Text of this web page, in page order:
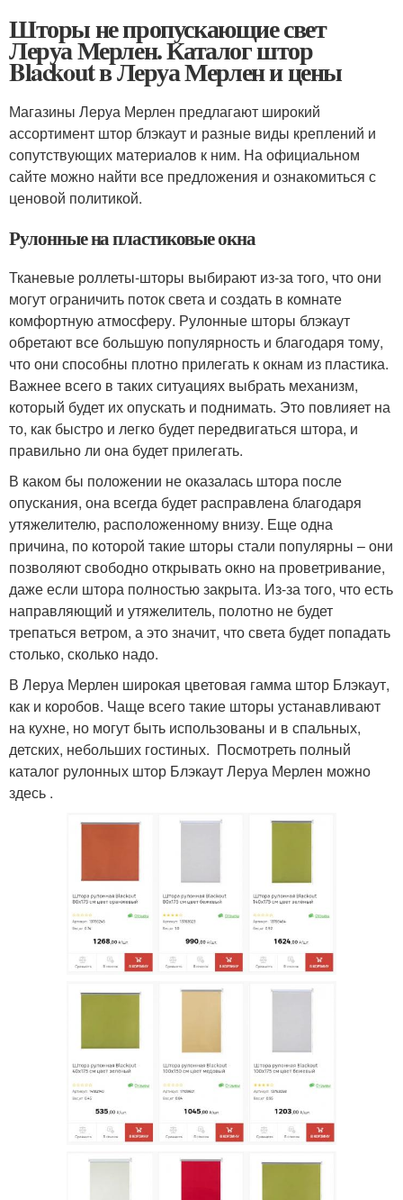
Шторы не пропускающие свет
Леруа Мерлен. Каталог штор
Blackout в Леруа Мерлен и цены
Магазины Леруа Мерлен предлагают широкий
ассортимент штор блэкаут и разные виды креплений и
сопутствующих материалов к ним. На официальном
сайте можно найти все предложения и ознакомиться с
ценовой политикой.
Рулонные на пластиковые окна
Тканевые роллеты-шторы выбирают из-за того, что они
могут ограничить поток света и создать в комнате
комфортную атмосферу. Рулонные шторы блэкаут
обретают все большую популярность и благодаря тому,
что они способны плотно прилегать к окнам из пластика.
Важнее всего в таких ситуациях выбрать механизм,
который будет их опускать и поднимать. Это повлияет на
то, как быстро и легко будет передвигаться штора, и
правильно ли она будет прилегать.
В каком бы положении не оказалась штора после
опускания, она всегда будет расправлена благодаря
утяжелителю, расположенному внизу. Еще одна
причина, по которой такие шторы стали популярны – они
позволяют свободно открывать окно на проветривание,
даже если штора полностью закрыта. Из-за того, что есть
направляющий и утяжелитель, полотно не будет
трепаться ветром, а это значит, что света будет попадать
столько, сколько надо.
В Леруа Мерлен широкая цветовая гамма штор Блэкаут,
как и коробов. Чаще всего такие шторы устанавливают
на кухне, но могут быть использованы и в спальных,
детских, небольших гостиных. Посмотреть полный
каталог рулонных штор Блэкаут Леруа Мерлен можно
здесь .